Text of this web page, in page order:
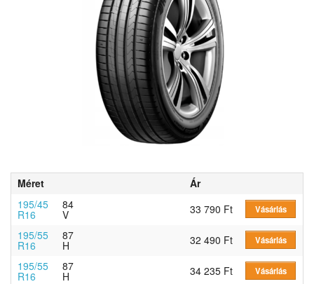
Méret
Ár
195/45
R16
84
V 33 790 Ft Vásárlás
195/55
R16
87
H 32 490 Ft Vásárlás
195/55
R16
87
H 34 235 Ft Vásárlás